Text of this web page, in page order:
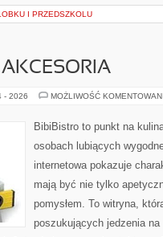
I PRZEDSZKOLU
- 2026 MOŻLIWOŚĆ
BibiBistro to punkt na
osobach lubiących
internetowa pokazuje
mają być nie tylko
pomysłem. To witryna,
poszukujących jedzenia